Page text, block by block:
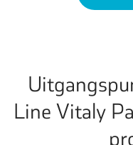
Line Vitaly